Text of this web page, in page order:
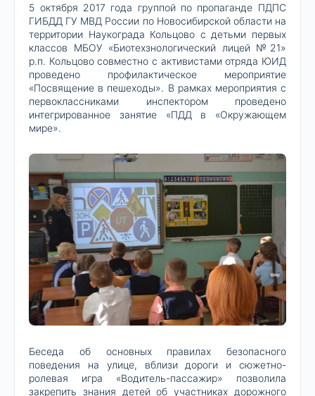
5 октября 2017 года группой по пропаганде ПДПС
ГИБДД ГУ МВД России по Новосибирской области на
территории Наукограда Кольцово с детьми первых
классов МБОУ «Биотехзнологический лицей №21»
р.п. Кольцово совместно с активистами отряда ЮИД
проведено профилактическое мероприятие
«Посвящение в пешеходы». В рамках мероприятия с
первоклассниками инспектором проведено
интегрированное занятие «ПДД в «Окружающем
мире».
Беседа об основных правилах безопасного
поведения на улице, вблизи дороги и сюжетно-
ролевая игра «Водитель-пассажир» позволила
закрепить знания детей об участниках дорожного